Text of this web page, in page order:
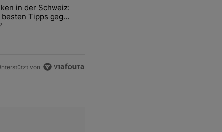
Artikel der letzten 7 days.
Verkauf von WM-Anteilen" mit 2 kommentare.
mit dem Titel "Tanken in der Schweiz: Die besten Tipps gegen
in der Schweiz:
besten Tipps gegen
Sprit
2
von